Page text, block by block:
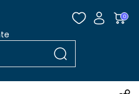
0
et aller au pied
Rechercher